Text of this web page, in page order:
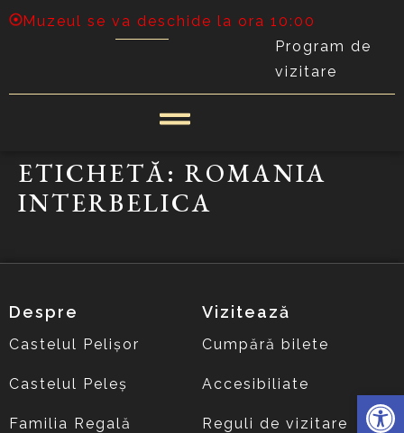
Muzeul se va deschide la ora 10:00
Program de
vizitare
ETICHETĂ: ROMANIA
INTERBELICA
Despre
Castelul Pelișor
Castelul Peleș
Familia Regală
Vizitează
Cumpără bilete
Accesibiliate
Reguli de vizitare